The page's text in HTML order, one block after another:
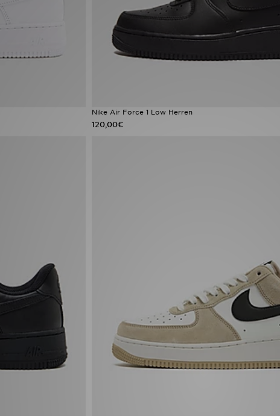
Nike Air Force 1 Low Herren
120,00€